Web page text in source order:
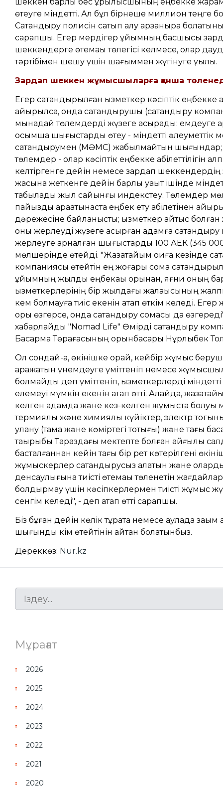
өтеуге міндетті. Ал бұл бірнеше миллион теңге
Сақтандыру полисін сатып алу арзанырақ
сарапшы. Егер мердігер ұйымның басшысы
шеккендерге өтемақы төлегісі келмесе, олар
тәртібімен шешу үшін шағыммен жүгінуге құқылы.
Зардап шеккен жұмысшыларға қанша
Егер сақтандырылған қызметкер кәсіптік еңбекке
айырылса, онда сақтандырушы (сақтандыру
мынадай төлемдерді жүзеге асырады: емдеуге
қосымша шығыстарды өтеу - міндетті әлеуметтік
сақтандырумен (МӘМС) жабылмайтын шығындар;
төлемдер - олар кәсіптік еңбекке қабілеттілігін
келтіргенге дейін немесе зардап шеккендердің
жасына жеткенге дейін барлық уақыт ішінде
табылады жыл сайынғы индекстеу. Төлемдер
пайыздық арақатынаста еңбек ету қабілетінен
дәрежесіне байланысты; қызметкер қайтыс
оны жерлеуді жүзеге асырған адамға
жерлеуге арналған шығыстарды 100 АЕК (345
мөлшерінде өтейді. "Жазатайым оқиға кезінде
компаниясы өтейтін ең жоғары сома
ұйымның жылдық еңбекақы қорынан, яғни оның
қызметкерлерінің бір жылдағы жалақысының
кем болмауға тиіс екенін атап өткім келеді. Егер
қоры өзгерсе, онда сақтандыру сомасы да
хабарлайды "Nomad Life" Өмірді сақтандыру
Басқарма Төрағасының орынбасары Нұрлыбек
Ол сондай-ақ, өкінішке орай, кейбір жұмыс
қаражатын үнемдеуге үміттеніп немесе
болмайды деп үміттеніп, қызметкерлерді
елемеуі мүмкін екенін атап өтті. Алайда,
келген адамда және кез-келген жұмыста болуы
термиялық және химиялық күйіктер, электр
улану (тамақ және көміртегі тотығы) және тағы
тақырыбы Тараздағы мектепте болған қайғылы
басталғаннан кейін тағы бір рет көтерілгені
жұмыскерлер сақтандырусыз қалатын және
денсаулығына тиісті өтемақы төленетін
болдырмау үшін кәсіпкерлермен тиісті жұмыс
сенгім келеді", - деп атап өтті сарапшы.
Біз бұған дейін көлік тұрақта немесе аулада зақым
шығынды кім өтейтінін айтқан болатынбыз.
Дереккөз: Nur.kz
Мұрағат
2026
2025
2024
2023
2022
2021
2020